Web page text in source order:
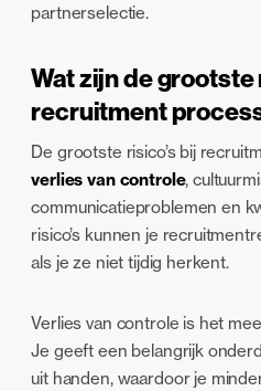
partnerselectie.
Wat zijn de grootste
recruitment
De grootste risico’s bij
verlies van controle,
communicatieproblemen en
risico’s kunnen je
als je ze niet tijdig herkent.
Verlies van controle is het
Je geeft een belangrijk
uit handen, waardoor je